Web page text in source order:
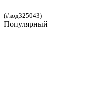
(#код325043)
Популярный